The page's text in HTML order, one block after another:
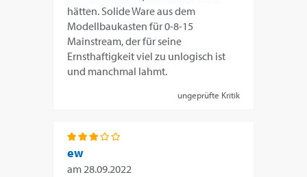
hätten. Solide Ware aus dem
Modellbaukasten für 0-8-15
Mainstream, der für seine
Ernsthaftigkeit viel zu unlogisch ist
und manchmal lahmt.
ungeprüfte Kritik
ew
am28.09.2022